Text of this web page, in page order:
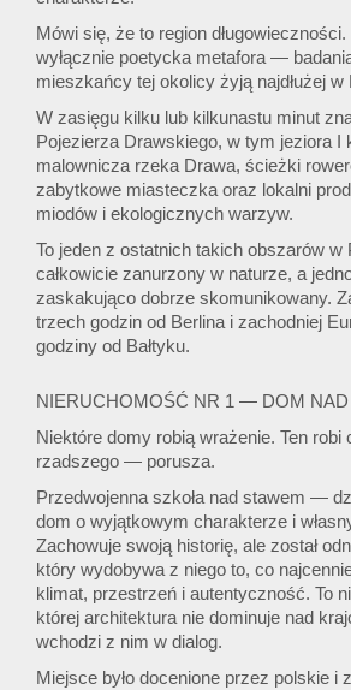
Mówi się, że to region
wyłącznie poetycka metafora —
mieszkańcy tej okolicy żyją najdłużej w
W zasięgu kilku lub kilkunastu minut
Pojezierza Drawskiego, w tym jeziora I
malownicza rzeka Drawa, ścieżki
zabytkowe miasteczka oraz lokalni
miodów i ekologicznych warzyw.
To jeden z ostatnich takich obszarów
całkowicie zanurzony w naturze, a
zaskakująco dobrze skomunikowany.
trzech godzin od Berlina i zachodniej
godziny od Bałtyku.
NIERUCHOMOŚĆ NR 1 — DOM
Niektóre domy robią wrażenie. Ten robi
rzadszego — porusza.
Przedwojenna szkoła nad stawem —
dom o wyjątkowym charakterze i
Zachowuje swoją historię, ale został
który wydobywa z niego to, co
klimat, przestrzeń i autentyczność. To
której architektura nie dominuje nad
wchodzi z nim w dialog.
Miejsce było docenione przez polskie i